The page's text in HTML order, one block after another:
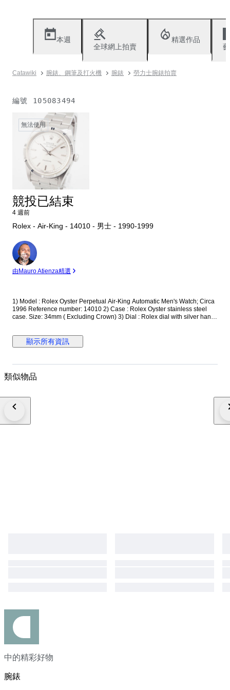
本週
全球網上拍賣
精選作品
Catawiki 腕錶、鋼筆及打火機 腕錶 勞力士腕錶拍賣
編號 105083494
無法使用
競投已結束
4 週前
Rolex - Air-King - 14010 - 男士 - 1990-1999
專
家
由Mauro Atienza精選
1) Model : Rolex Oyster Perpetual Air-King Automatic Men's Watch; Circa
1996 Reference number: 14010 2) Case : Rolex Oyster stainless steel
case. Size: 34mm ( Excluding Crown) 3) Dial : Rolex dial with silver hands
Sapphire crystal 7) Bracelet : Rolex stainless steel jubilee bracelet. Fit up
to 6 inch wrist. Watch will be shipped via DHL or Fedex Express. We are
to be paid by buyer is available. If winning bidder decides to cancel /
of seller, if return instructions are not followed
顯示所有資訊
類似物品
中的精彩好物
腕錶